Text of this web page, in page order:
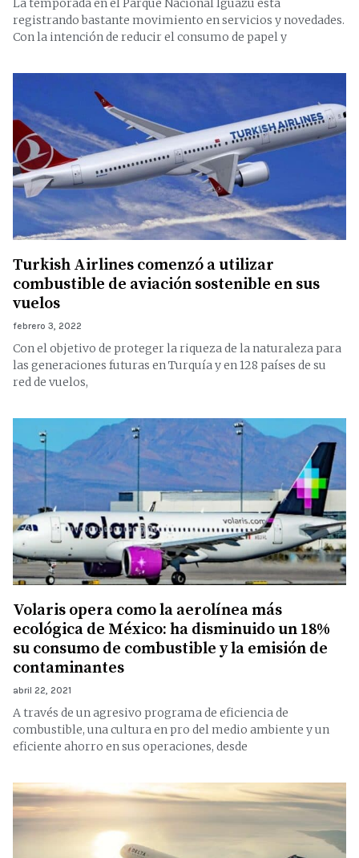
La temporada en el Parque Nacional Iguazú está
registrando bastante movimiento en servicios y novedades.
Con la intención de reducir el consumo de papel y
Turkish Airlines comenzó a utilizar
combustible de aviación sostenible en sus
vuelos
febrero 3, 2022
Con el objetivo de proteger la riqueza de la naturaleza para
las generaciones futuras en Turquía y en 128 países de su
red de vuelos,
Volaris opera como la aerolínea más
ecológica de México: ha disminuido un 18%
su consumo de combustible y la emisión de
contaminantes
abril 22, 2021
A través de un agresivo programa de eficiencia de
combustible, una cultura en pro del medio ambiente y un
eficiente ahorro en sus operaciones, desde